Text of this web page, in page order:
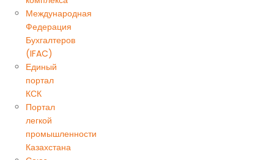
Международная
Федерация
Бухгалтеров
(IFAC)
Единый
портал
КСК
Портал
легкой
промышленности
Казахстана